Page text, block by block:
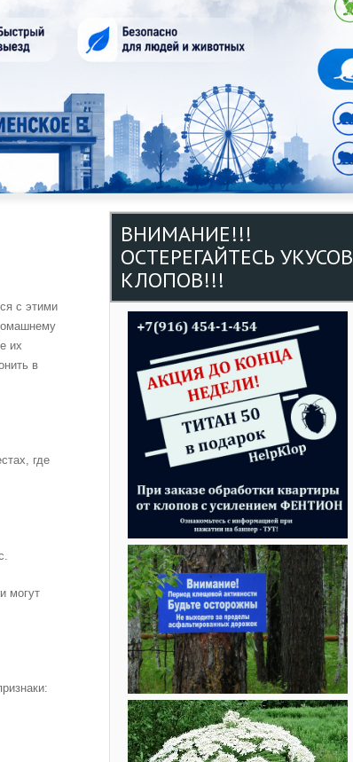
с этими
их
в
где
могут
ВНИМАНИЕ!!!
ОСТЕРЕГАЙТЕСЬ УКУСОВ
КЛОПОВ!!!